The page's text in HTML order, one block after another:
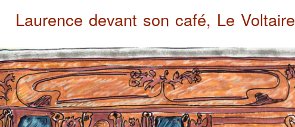
Laurence devant son café, Le Voltaire